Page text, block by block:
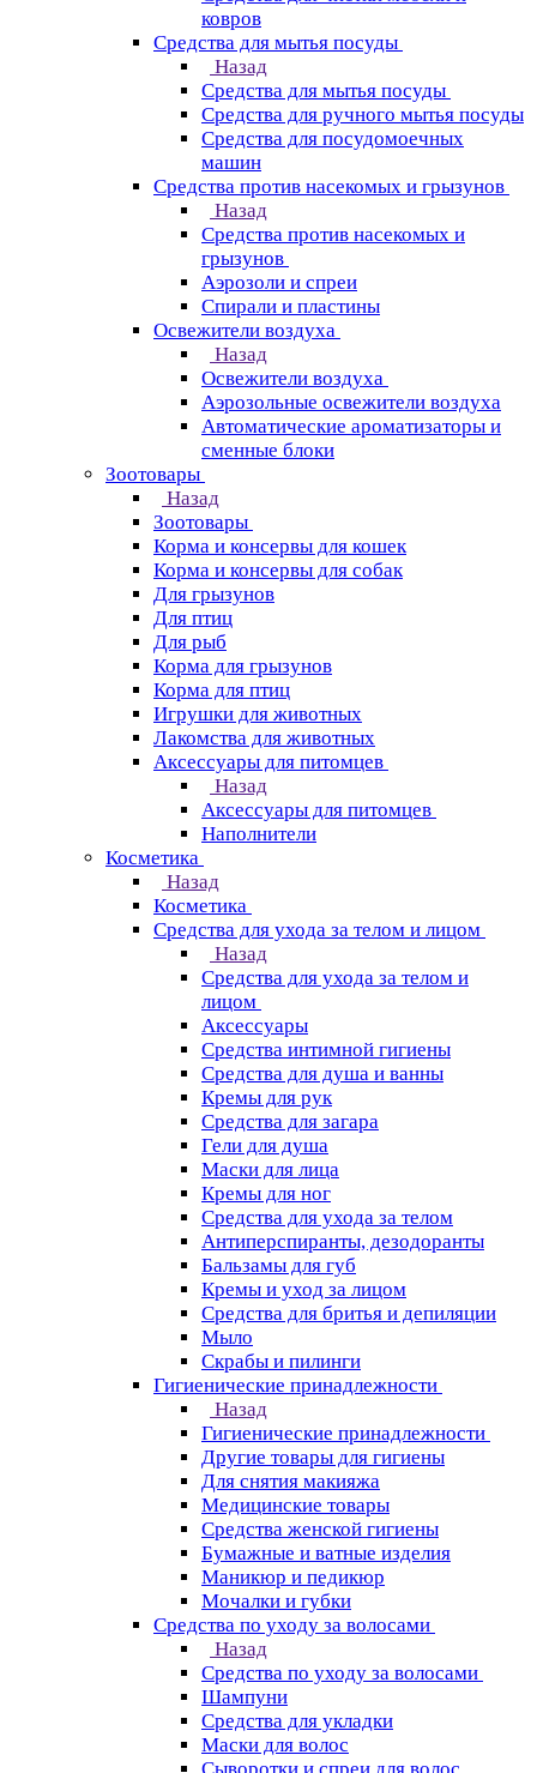
ковров
Средства для мытья посуды
Назад
Средства для мытья посуды
Средства для ручного мытья посуды
Средства для посудомоечных
машин
Средства против насекомых и грызунов
Назад
Средства против насекомых и
грызунов
Аэрозоли и спреи
Спирали и пластины
Освежители воздуха
Назад
Освежители воздуха
Аэрозольные освежители воздуха
Автоматические ароматизаторы и
сменные блоки
Зоотовары
Назад
Зоотовары
Корма и консервы для кошек
Корма и консервы для собак
Для грызунов
Для птиц
Для рыб
Корма для грызунов
Корма для птиц
Игрушки для животных
Лакомства для животных
Аксессуары для питомцев
Назад
Аксессуары для питомцев
Наполнители
Косметика
Назад
Косметика
Средства для ухода за телом и лицом
Назад
Средства для ухода за телом и
лицом
Аксессуары
Средства интимной гигиены
Средства для душа и ванны
Кремы для рук
Средства для загара
Гели для душа
Маски для лица
Кремы для ног
Средства для ухода за телом
Антиперспиранты, дезодоранты
Бальзамы для губ
Кремы и уход за лицом
Средства для бритья и депиляции
Мыло
Скрабы и пилинги
Гигиенические принадлежности
Назад
Гигиенические принадлежности
Другие товары для гигиены
Для снятия макияжа
Медицинские товары
Средства женской гигиены
Бумажные и ватные изделия
Маникюр и педикюр
Мочалки и губки
Средства по уходу за волосами
Назад
Средства по уходу за волосами
Шампуни
Средства для укладки
Маски для волос